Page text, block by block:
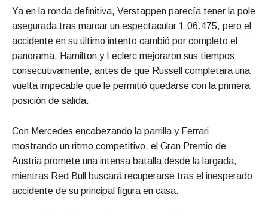
Ya en la ronda definitiva, Verstappen parecía tener la pole
asegurada tras marcar un espectacular 1:06.475, pero el
accidente en su último intento cambió por completo el
panorama. Hamilton y Leclerc mejoraron sus tiempos
consecutivamente, antes de que Russell completara una
vuelta impecable que le permitió quedarse con la primera
posición de salida.
Con Mercedes encabezando la parrilla y Ferrari
mostrando un ritmo competitivo, el Gran Premio de
Austria promete una intensa batalla desde la largada,
mientras Red Bull buscará recuperarse tras el inesperado
accidente de su principal figura en casa.